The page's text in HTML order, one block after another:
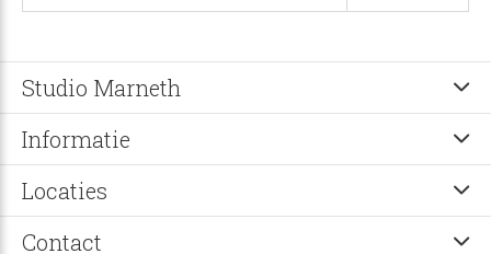
Studio Marneth
Informatie
Locaties
Contact